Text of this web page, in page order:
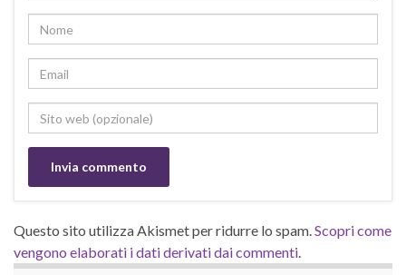
Questo sito utilizza Akismet per ridurre lo spam.Scopri come
vengono elaborati i dati derivati dai commenti.